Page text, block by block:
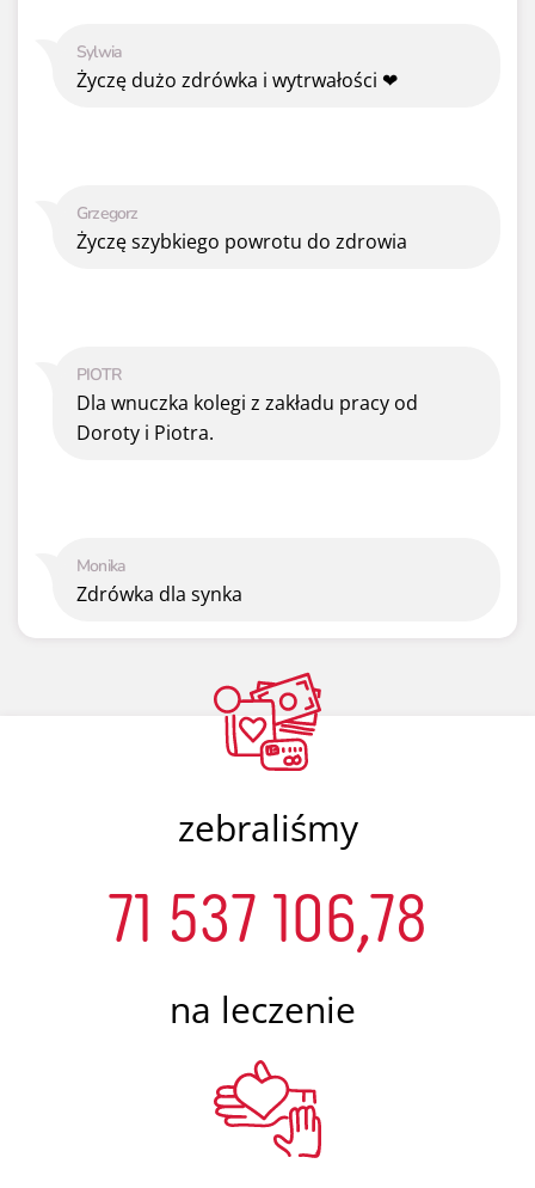
Monika
Zdrówka dla synka
PIOTR
Dla wnuczka kolegi z zakładu pracy od
Doroty i Piotra.
Grzegorz
Życzę szybkiego powrotu do zdrowia
Sylwia
Życzę dużo zdrówka i wytrwałości ❤
zebraliśmy
71 537 106,78
na leczenie